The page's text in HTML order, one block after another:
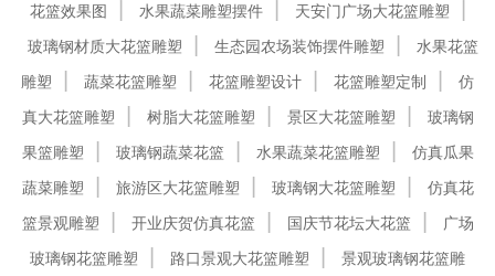
花篮效果图
水果蔬菜雕塑摆件
天安门广场大花篮雕塑
玻璃钢材质大花篮雕塑
生态园农场装饰摆件雕塑
水果花篮
雕塑
蔬菜花篮雕塑 花篮雕塑设计 花篮雕塑定制
仿
真大花篮雕塑
树脂大花篮雕塑 景区大花篮雕塑
玻璃钢
果篮雕塑
玻璃钢蔬菜花篮 水果蔬菜花篮雕塑
仿真瓜果
蔬菜雕塑
旅游区大花篮雕塑 玻璃钢大花篮雕塑
仿真花
篮景观雕塑
开业庆贺仿真花篮 国庆节花坛大花篮
广场
玻璃钢花篮雕塑
路口景观大花篮雕塑
景观玻璃钢花篮雕